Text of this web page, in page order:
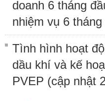
doanh 6 tháng
nhiệm vụ 6
Tình hình hoạt
dầu khí và kế
PVEP (cập nhật